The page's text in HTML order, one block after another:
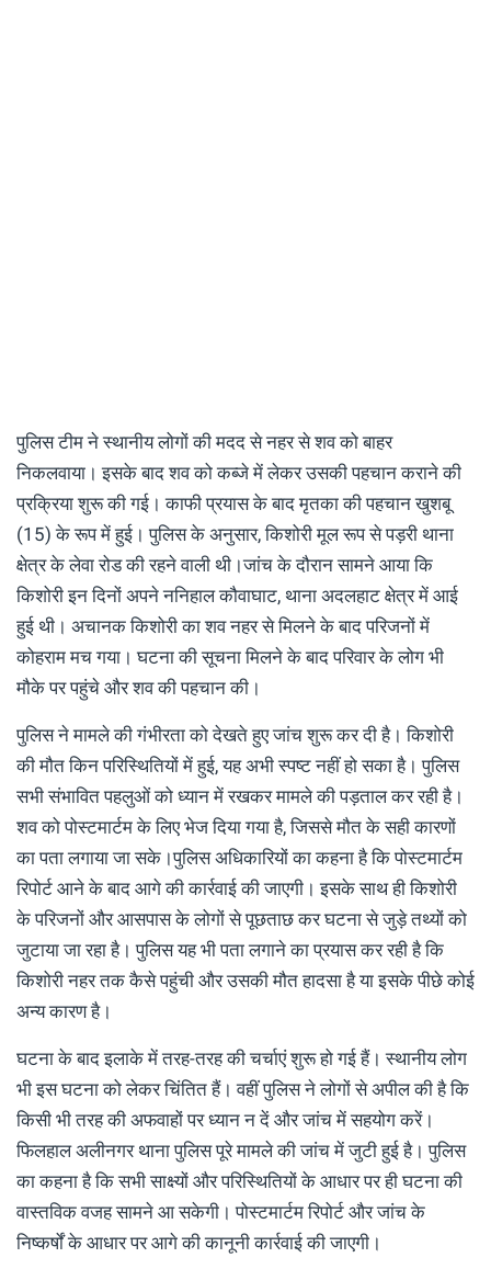
पुलिस टीम ने स्थानीय लोगों की मदद से नहर से शव को बाहर
निकलवाया। इसके बाद शव को कब्जे में लेकर उसकी पहचान कराने की
प्रक्रिया शुरू की गई। काफी प्रयास के बाद मृतका की पहचान खुशबू
(15) के रूप में हुई। पुलिस के अनुसार, किशोरी मूल रूप से पड़री थाना
क्षेत्र के लेवा रोड की रहने वाली थी।जांच के दौरान सामने आया कि
किशोरी इन दिनों अपने ननिहाल कौवाघाट, थाना अदलहाट क्षेत्र में आई
हुई थी। अचानक किशोरी का शव नहर से मिलने के बाद परिजनों में
कोहराम मच गया। घटना की सूचना मिलने के बाद परिवार के लोग भी
मौके पर पहुंचे और शव की पहचान की।
पुलिस ने मामले की गंभीरता को देखते हुए जांच शुरू कर दी है। किशोरी
की मौत किन परिस्थितियों में हुई, यह अभी स्पष्ट नहीं हो सका है। पुलिस
सभी संभावित पहलुओं को ध्यान में रखकर मामले की पड़ताल कर रही है।
शव को पोस्टमार्टम के लिए भेज दिया गया है, जिससे मौत के सही कारणों
का पता लगाया जा सके।पुलिस अधिकारियों का कहना है कि पोस्टमार्टम
रिपोर्ट आने के बाद आगे की कार्रवाई की जाएगी। इसके साथ ही किशोरी
के परिजनों और आसपास के लोगों से पूछताछ कर घटना से जुड़े तथ्यों को
जुटाया जा रहा है। पुलिस यह भी पता लगाने का प्रयास कर रही है कि
किशोरी नहर तक कैसे पहुंची और उसकी मौत हादसा है या इसके पीछे कोई
अन्य कारण है।
घटना के बाद इलाके में तरह-तरह की चर्चाएं शुरू हो गई हैं। स्थानीय लोग
भी इस घटना को लेकर चिंतित हैं। वहीं पुलिस ने लोगों से अपील की है कि
किसी भी तरह की अफवाहों पर ध्यान न दें और जांच में सहयोग करें।
फिलहाल अलीनगर थाना पुलिस पूरे मामले की जांच में जुटी हुई है। पुलिस
का कहना है कि सभी साक्ष्यों और परिस्थितियों के आधार पर ही घटना की
वास्तविक वजह सामने आ सकेगी। पोस्टमार्टम रिपोर्ट और जांच के
निष्कर्षों के आधार पर आगे की कानूनी कार्रवाई की जाएगी।